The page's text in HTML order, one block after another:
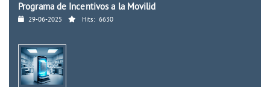
Programa de Incentivos a la Movilid
29-06-2025 Hits: 6630